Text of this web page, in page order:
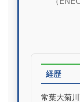
経歴
常葉大菊